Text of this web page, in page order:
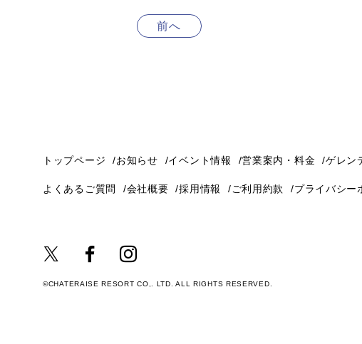
前へ
トップページ お知らせ イベント情報 営業案内・料金 ゲレン
よくあるご質問 会社概要 採用情報 ご利用約款 プライバシー
©CHATERAISE RESORT CO,. LTD. ALL RIGHTS RESERVED.